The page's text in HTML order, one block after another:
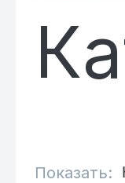
КОМПАНИЯ
Показать: